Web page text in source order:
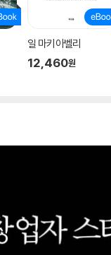
일 마키아벨리
12,460원